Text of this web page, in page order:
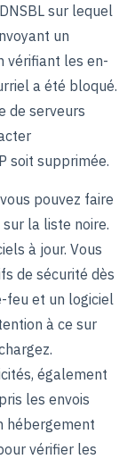
sur lequel
un
vérifiant les en-
a été bloqué.
de serveurs
soit supprimée.
pouvez faire
la liste noire.
à jour. Vous
de sécurité dès
feu et un logiciel
à ce sur
également
les envois
hébergement
vérifier les